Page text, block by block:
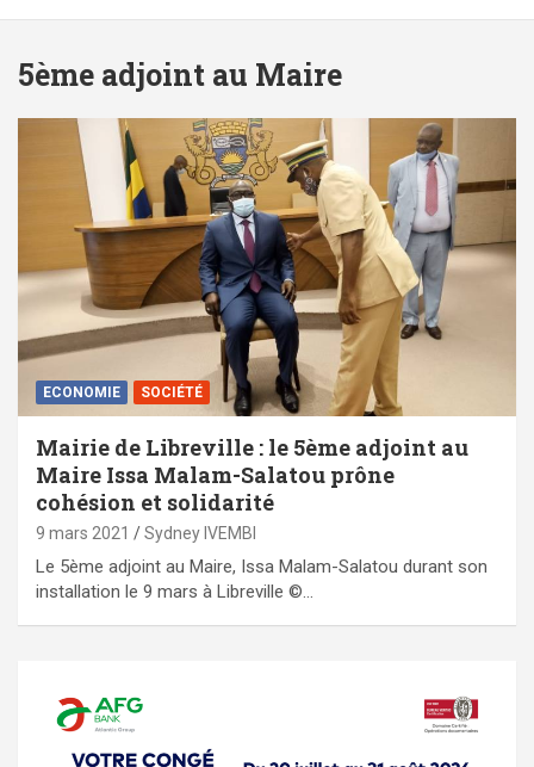
5ème adjoint au Maire
ECONOMIE SOCIÉTÉ
Mairie de Libreville : le 5ème adjoint au
Maire Issa Malam-Salatou prône
cohésion et solidarité
9 mars 2021 Sydney IVEMBI
Le 5ème adjoint au Maire, Issa Malam-Salatou durant son
installation le 9 mars à Libreville ©…